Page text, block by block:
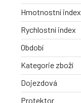
Hmotnostní index
Rychlostní index
Období
Kategorie zboží
Dojezdová
Protektor